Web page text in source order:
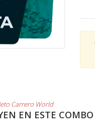
Carrero World
EN ESTE COMBO